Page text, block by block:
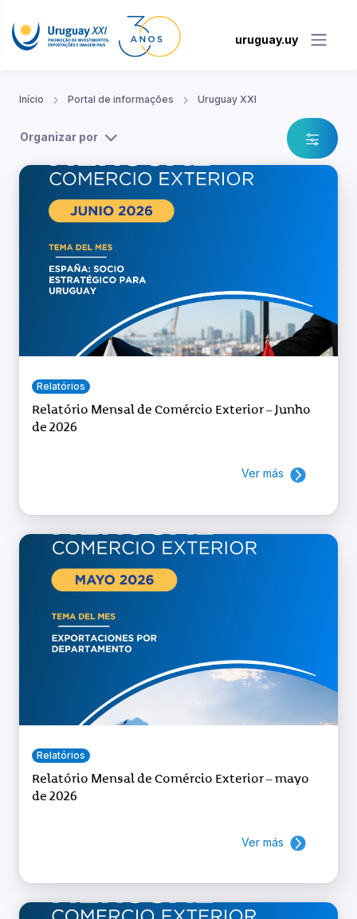
uruguay.uy
Início Portal de informações Uruguay XXI
Organizar por
Relatórios
Relatório Mensal de Comércio Exterior – Junho
de 2026
Ver más
Relatórios
Relatório Mensal de Comércio Exterior – mayo
de 2026
Ver más